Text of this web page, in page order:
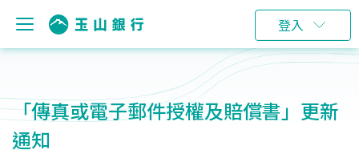
登入
「傳真或電子郵件授權及賠償書」更新
通知